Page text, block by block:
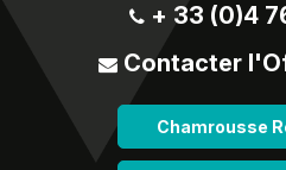
+ 33 (0)4
Contacter
Chamrousse